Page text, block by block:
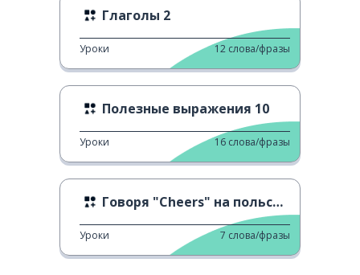
Глаголы 2
Уроки 12 слова/фразы
Полезные выражения 10
Уроки 16 слова/фразы
Говоря "Cheers" на польском
Уроки 7 слова/фразы